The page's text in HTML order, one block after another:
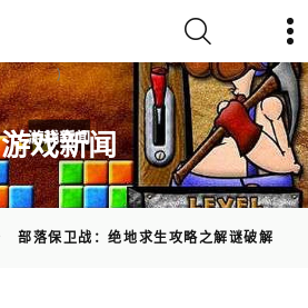
)
游戏新闻
部落保卫战：绝地求生攻略之解谜破解